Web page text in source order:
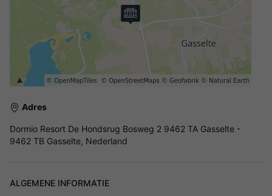
Adres
Dormio Resort De Hondsrug Bosweg 2 9462 TA Gasselte -
9462 TB Gasselte, Nederland
ALGEMENE INFORMATIE